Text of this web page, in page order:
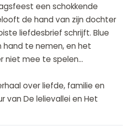
een schokkende
de hand van zijn dochter
liefdesbrief schrijft. Blue
te nemen, en het
niet mee te spelen...
over liefde, familie en
van De lelievallei en Het